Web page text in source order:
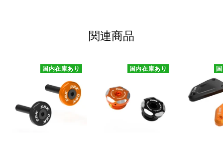
関連商品
国内在庫あり 国内在庫あり